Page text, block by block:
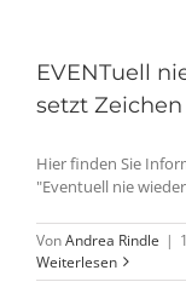
EVENTuell
setzt
Hier finden Sie
"Eventuell nie
VonAndrea Rindle |
Weiterlesen